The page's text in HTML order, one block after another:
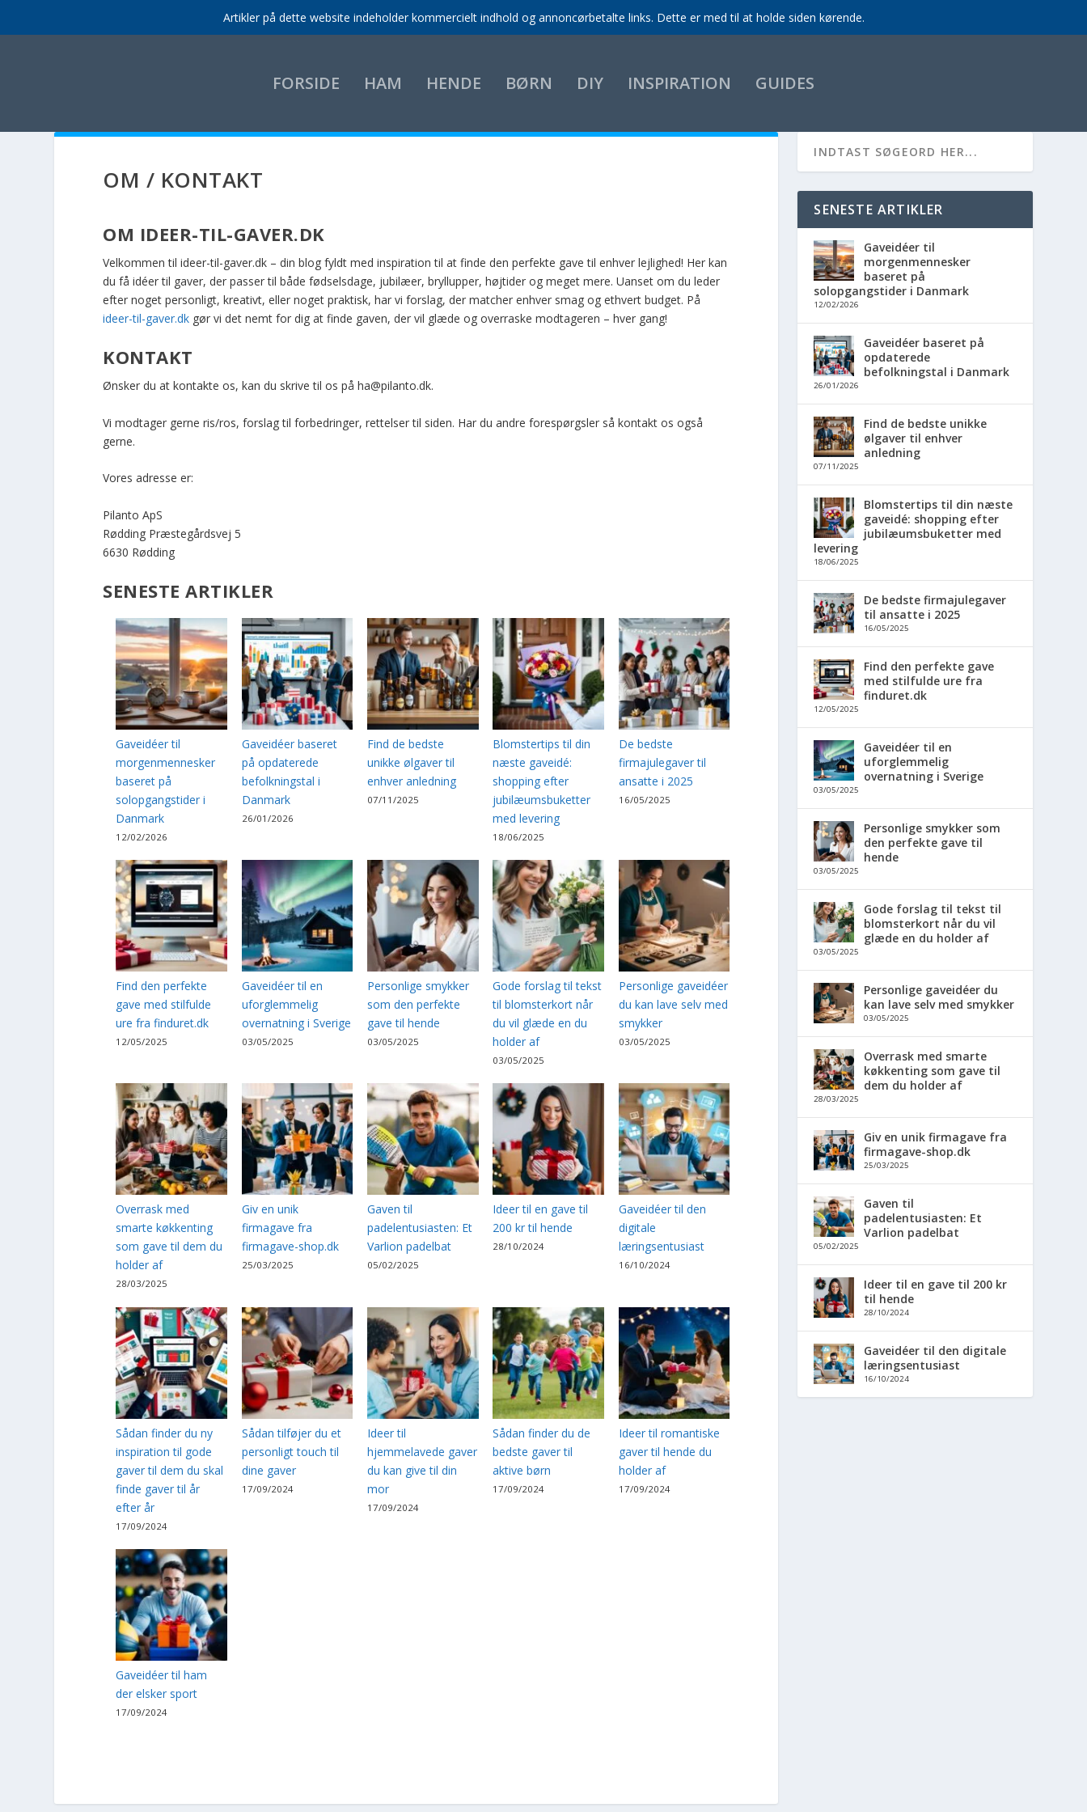
Artikler på dette website indeholder kommercielt indhold og annoncørbetalte links. Dette er med til at holde siden kørende.
FORSIDE HAM HENDE BØRN DIY INSPIRATION GUIDES
OM / KONTAKT
OM IDEER-TIL-GAVER.DK
Velkommen til ideer-til-gaver.dk – din blog fyldt med inspiration til at finde den perfekte gave til enhver lejlighed! Her kan
du få idéer til gaver, der passer til både fødselsdage, jubilæer, bryllupper, højtider og meget mere. Uanset om du leder
efter noget personligt, kreativt, eller noget praktisk, har vi forslag, der matcher enhver smag og ethvert budget. På
ideer-til-gaver.dk gør vi det nemt for dig at finde gaven, der vil glæde og overraske modtageren – hver gang!
KONTAKT
Ønsker du at kontakte os, kan du skrive til os på ha@pilanto.dk.
Vi modtager gerne ris/ros, forslag til forbedringer, rettelser til siden. Har du andre forespørgsler så kontakt os også
gerne.
Vores adresse er:
Pilanto ApS
Rødding Præstegårdsvej 5
6630 Rødding
SENESTE ARTIKLER
Gaveidéer til
morgenmennesker
baseret på
solopgangstider i
Danmark
12/02/2026
Gaveidéer baseret
på opdaterede
befolkningstal i
Danmark
26/01/2026
Find de bedste
unikke ølgaver til
enhver anledning
07/11/2025
Blomstertips til din
næste gaveidé:
shopping efter
jubilæumsbuketter
med levering
18/06/2025
De bedste
firmajulegaver til
ansatte i 2025
16/05/2025
Find den perfekte
gave med stilfulde
ure fra finduret.dk
12/05/2025
Gaveidéer til en
uforglemmelig
overnatning i Sverige
03/05/2025
Personlige smykker
som den perfekte
gave til hende
03/05/2025
Gode forslag til tekst
til blomsterkort når
du vil glæde en du
holder af
03/05/2025
Personlige gaveidéer
du kan lave selv med
smykker
03/05/2025
Overrask med
smarte køkkenting
som gave til dem du
holder af
28/03/2025
Giv en unik
firmagave fra
firmagave-shop.dk
25/03/2025
Gaven til
padelentusiasten: Et
Varlion padelbat
05/02/2025
Ideer til en gave til
200 kr til hende
28/10/2024
Gaveidéer til den
digitale
læringsentusiast
16/10/2024
Sådan finder du ny
inspiration til gode
gaver til dem du skal
finde gaver til år
efter år
17/09/2024
Sådan tilføjer du et
personligt touch til
dine gaver
17/09/2024
Ideer til
hjemmelavede gaver
du kan give til din
mor
17/09/2024
Sådan finder du de
bedste gaver til
aktive børn
17/09/2024
Ideer til romantiske
gaver til hende du
holder af
17/09/2024
Gaveidéer til ham
der elsker sport
17/09/2024
SENESTE ARTIKLER
Gaveidéer til
morgenmennesker
baseret på
solopgangstider i Danmark
12/02/2026
Gaveidéer baseret på
opdaterede
befolkningstal i Danmark
26/01/2026
Find de bedste unikke
ølgaver til enhver
anledning
07/11/2025
Blomstertips til din næste
gaveidé: shopping efter
jubilæumsbuketter med
levering
18/06/2025
De bedste firmajulegaver
til ansatte i 2025
16/05/2025
Find den perfekte gave
med stilfulde ure fra
finduret.dk
12/05/2025
Gaveidéer til en
uforglemmelig
overnatning i Sverige
03/05/2025
Personlige smykker som
den perfekte gave til
hende
03/05/2025
Gode forslag til tekst til
blomsterkort når du vil
glæde en du holder af
03/05/2025
Personlige gaveidéer du
kan lave selv med smykker
03/05/2025
Overrask med smarte
køkkenting som gave til
dem du holder af
28/03/2025
Giv en unik firmagave fra
firmagave-shop.dk
25/03/2025
Gaven til
padelentusiasten: Et
Varlion padelbat
05/02/2025
Ideer til en gave til 200 kr
til hende
28/10/2024
Gaveidéer til den digitale
læringsentusiast
16/10/2024